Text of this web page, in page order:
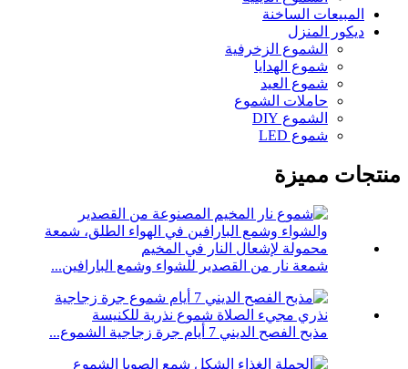
المبيعات الساخنة
ديكور المنزل
الشموع الزخرفية
شموع الهدايا
شموع العيد
حاملات الشموع
الشموع DIY
شموع LED
منتجات مميزة
شمعة نار من القصدير للشواء وشمع البارافين...
مذبح الفصح الديني 7 أيام جرة زجاجية الشموع...